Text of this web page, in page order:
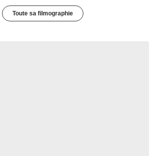
Toute sa filmographie